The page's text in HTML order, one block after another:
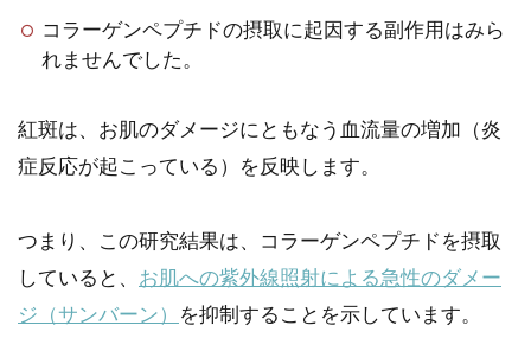
コラーゲンペプチドの摂取に起因する副作用はみら
れませんでした。
紅斑は、お肌のダメージにともなう血流量の増加（炎
症反応が起こっている）を反映します。
つまり、この研究結果は、コラーゲンペプチドを摂取
していると、 お肌への紫外線照射による急性のダメー
ジ（サンバーン）
を抑制することを示しています。